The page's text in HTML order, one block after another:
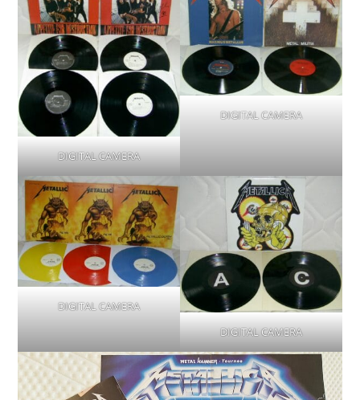
DIGITAL CAMERA
DIGITAL CAMERA
DIGITAL CAMERA
DIGITAL CAMERA